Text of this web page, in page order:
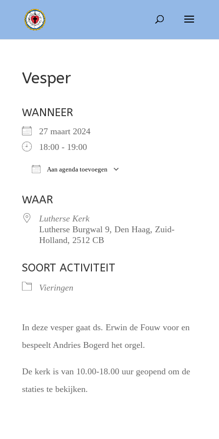
Vesper
WANNEER
27 maart 2024
18:00 - 19:00
Aan agenda toevoegen
WAAR
Lutherse Kerk
Lutherse Burgwal 9, Den Haag, Zuid-
Holland, 2512 CB
SOORT ACTIVITEIT
Vieringen
In deze vesper gaat ds. Erwin de Fouw voor en
bespeelt Andries Bogerd het orgel.
De kerk is van 10.00-18.00 uur geopend om de
staties te bekijken.